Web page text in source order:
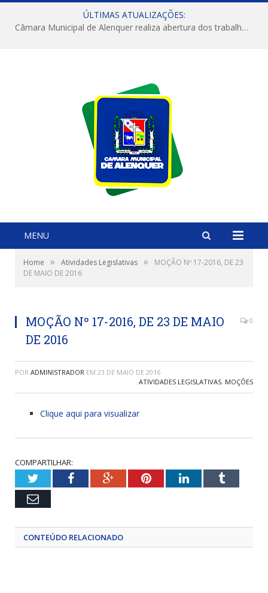
ÚLTIMAS ATUALIZAÇÕES:
Câmara Municipal de Alenquer realiza abertura dos trabalhos do 4º Período Legislativo
MENU
Home » Atividades Legislativas »
MOÇÃO Nº 17-2016, DE 23
DE MAIO DE 2016
MOÇÃO Nº 17-2016, DE 23 DE MAIO
DE 2016
0
POR ADMINISTRADOR EM 23 DE MAIO DE 2016
ATIVIDADES LEGISLATIVAS, MOÇÕES
Clique aqui para visualizar
COMPARTILHAR:
TwitterFacebookGoogle+PinterestLinkedInTumblr
Email
CONTEÚDO RELACIONADO